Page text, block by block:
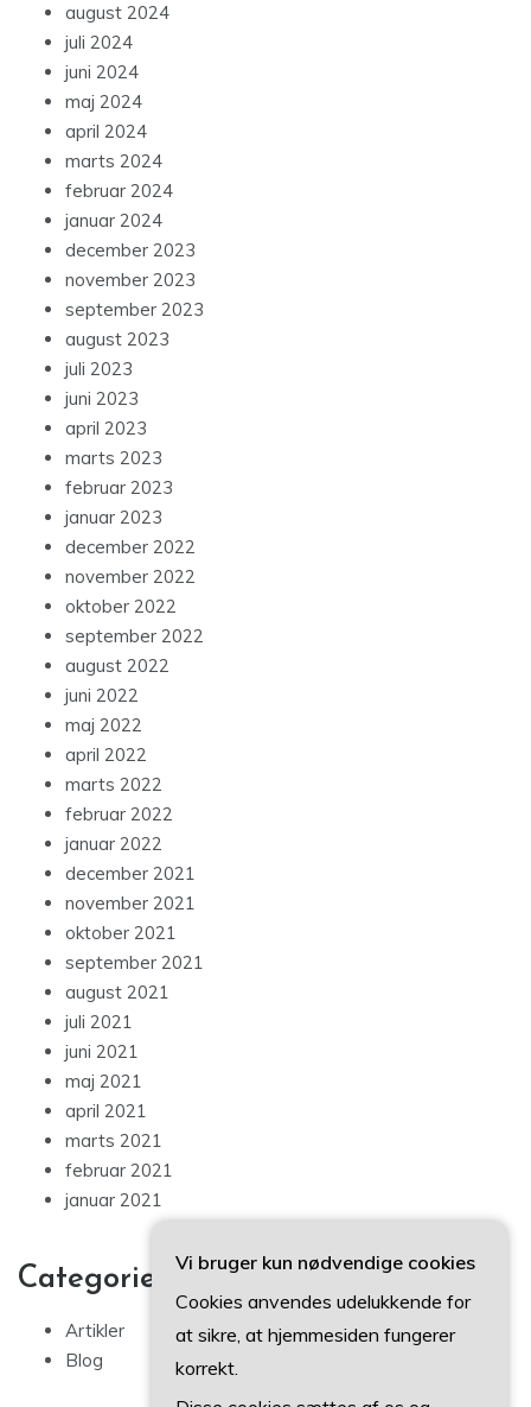
august 2024
juli 2024
juni 2024
maj 2024
april 2024
marts 2024
februar 2024
januar 2024
december 2023
november 2023
september 2023
august 2023
juli 2023
juni 2023
april 2023
marts 2023
februar 2023
januar 2023
december 2022
november 2022
oktober 2022
september 2022
august 2022
juni 2022
maj 2022
april 2022
marts 2022
februar 2022
januar 2022
december 2021
november 2021
oktober 2021
september 2021
august 2021
juli 2021
juni 2021
maj 2021
april 2021
marts 2021
februar 2021
januar 2021
Categories
Artikler
Blog
Vi bruger kun nødvendige cookies
Cookies anvendes udelukkende for
at sikre, at hjemmesiden fungerer
korrekt.